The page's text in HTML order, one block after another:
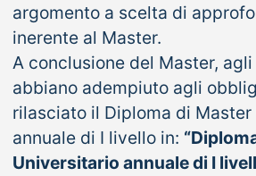
argomento a scelta di
inerente al Master.
A conclusione del Master,
abbiano adempiuto agli
rilasciato il Diploma di
annuale di I livello in:
Universitario annuale di I